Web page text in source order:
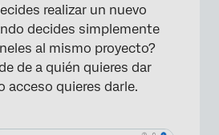
realizar un nuevo
decides simplemente
al mismo proyecto?
de a quién quieres dar
acceso quieres darle.